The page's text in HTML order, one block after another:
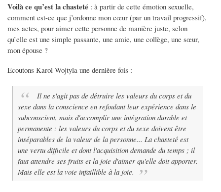
Voilà ce qu’est la chasteté : à partir de cette émotion sexuelle,
comment est-ce que j’ordonne mon cœur (par un travail progressif),
mes actes, pour aimer cette personne de manière juste, selon
qu’elle est une simple passante, une amie, une collège, une sœur,
mon épouse ?
Ecoutons Karol Wojtyla une dernière fois :
Il ne s'agit pas de détruire les valeurs du corps et du
sexe dans la conscience en refoulant leur expérience dans le
subconscient, mais d'accomplir une intégration durable et
permanente : les valeurs du corps et du sexe doivent être
inséparables de la valeur de la personne... La chasteté est
une vertu difficile et dont l'acquisition demande du temps ; il
faut attendre ses fruits et la joie d'aimer qu'elle doit apporter.
Mais elle est la voie infaillible à la joie.